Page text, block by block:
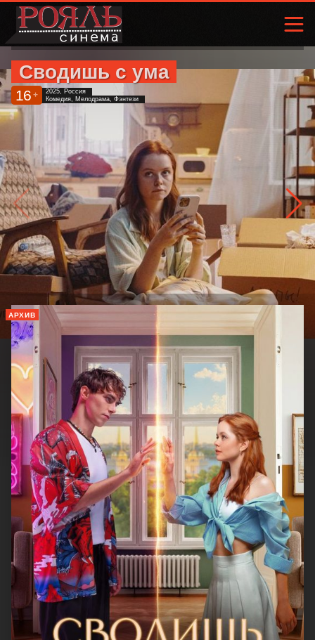
Сводишь с ума
16 +
2025, Россия
Комедия, Мелодрама, Фэнтези
АРХИВ